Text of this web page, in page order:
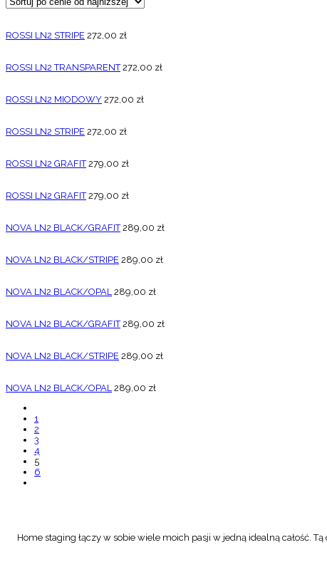
ROSSI LN2 STRIPE 272,00 zł
ROSSI LN2 TRANSPARENT 272,00 zł
ROSSI LN2 MIODOWY 272,00 zł
ROSSI LN2 STRIPE 272,00 zł
ROSSI LN2 GRAFIT 279,00 zł
ROSSI LN2 GRAFIT 279,00 zł
NOVA LN2 BLACK/GRAFIT 289,00 zł
NOVA LN2 BLACK/STRIPE 289,00 zł
NOVA LN2 BLACK/OPAL 289,00 zł
NOVA LN2 BLACK/GRAFIT 289,00 zł
NOVA LN2 BLACK/STRIPE 289,00 zł
NOVA LN2 BLACK/OPAL 289,00 zł
1
2
3
4
5
6
Home staging łączy w sobie wiele moich pasji w jedną idealną całość.